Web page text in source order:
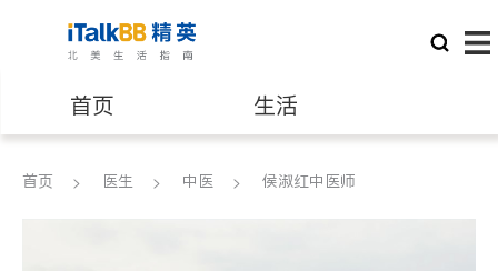
首页 生活
医生 律师
首页 医生 中医 侯淑红中医师